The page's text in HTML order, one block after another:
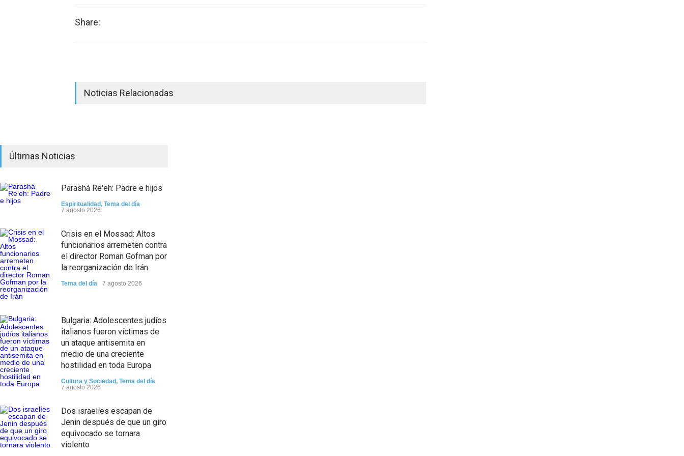
Share:
Noticias Relacionadas
Últimas Noticias
Parashá Re'eh: Padre e hijos
Espiritualidad, Tema del día
7 agosto 2026
Crisis en el Mossad: Altos
funcionarios arremeten contra
el director Roman Gofman por
la reorganización de Irán
Tema del día 7 agosto 2026
Bulgaria: Adolescentes judíos
italianos fueron víctimas de
un ataque antisemita en
medio de una creciente
hostilidad en toda Europa
Cultura y Sociedad, Tema del día
7 agosto 2026
Dos israelíes escapan de
Jenin después de que un giro
equivocado se tornara
violento